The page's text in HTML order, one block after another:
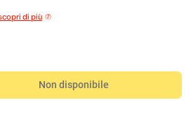
di più
Non disponibile